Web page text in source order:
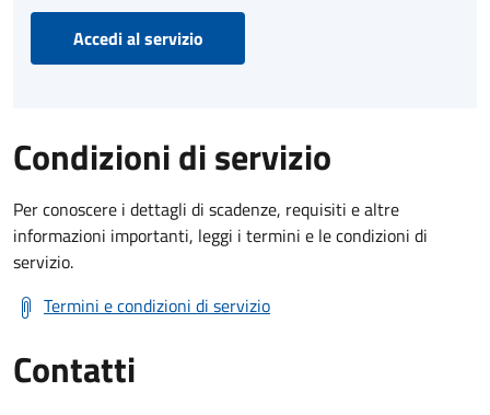
Accedi al servizio
Condizioni di servizio
Per conoscere i dettagli di scadenze, requisiti e altre
informazioni importanti, leggi i termini e le condizioni di
servizio.
Termini e condizioni di servizio
Contatti